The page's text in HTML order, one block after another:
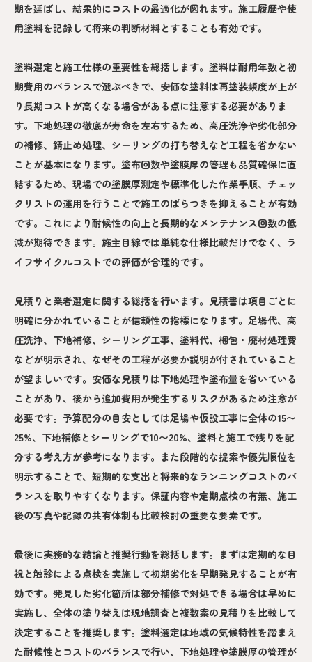
期を延ばし、結果的にコストの最適化が図れます。施工履歴や使
用塗料を記録して将来の判断材料とすることも有効です。
塗料選定と施工仕様の重要性を総括します。塗料は耐用年数と初
期費用のバランスで選ぶべきで、安価な塗料は再塗装頻度が上が
り長期コストが高くなる場合がある点に注意する必要がありま
す。下地処理の徹底が寿命を左右するため、高圧洗浄や劣化部分
の補修、錆止め処理、シーリングの打ち替えなど工程を省かない
ことが基本になります。塗布回数や塗膜厚の管理も品質確保に直
結するため、現場での塗膜厚測定や標準化した作業手順、チェッ
クリストの運用を行うことで施工のばらつきを抑えることが有効
です。これにより耐候性の向上と長期的なメンテナンス回数の低
減が期待できます。施主目線では単純な仕様比較だけでなく、ラ
イフサイクルコストでの評価が合理的です。
見積りと業者選定に関する総括を行います。見積書は項目ごとに
明確に分かれていることが信頼性の指標になります。足場代、高
圧洗浄、下地補修、シーリング工事、塗料代、梱包・廃材処理費
などが明示され、なぜその工程が必要か説明が付されていること
が望ましいです。安価な見積りは下地処理や塗布量を省いている
ことがあり、後から追加費用が発生するリスクがあるため注意が
必要です。予算配分の目安としては足場や仮設工事に全体の15〜
25%、下地補修とシーリングで10〜20%、塗料と施工で残りを配
分する考え方が参考になります。また段階的な提案や優先順位を
明示することで、短期的な支出と将来的なランニングコストのバ
ランスを取りやすくなります。保証内容や定期点検の有無、施工
後の写真や記録の共有体制も比較検討の重要な要素です。
最後に実務的な結論と推奨行動を総括します。まずは定期的な目
視と触診による点検を実施して初期劣化を早期発見することが有
効です。発見した劣化箇所は部分補修で対処できる場合は早めに
実施し、全体の塗り替えは現地調査と複数案の見積りを比較して
決定することを推奨します。塗料選定は地域の気候特性を踏まえ
た耐候性とコストのバランスで行い、下地処理や塗膜厚の管理が